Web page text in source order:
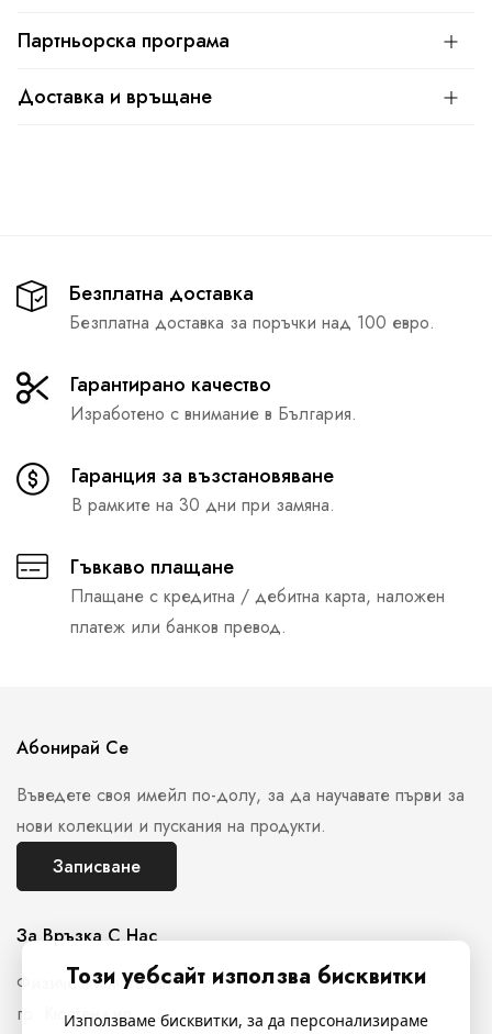
Партньорска програма
Доставка и връщане
Безплатна доставка
Безплатна доставка за поръчки над 100 евро.
Гарантирано качество
Изработено с внимание в България.
Гаранция за възстановяване
В рамките на 30 дни при замяна.
Гъвкаво плащане
Плащане с кредитна / дебитна карта, наложен
платеж или банков превод.
За Връзка С Нас
Физически магазин
гр. Кюстендил,
Абонирай Се
Въведете своя имейл по-долу, за да научавате първи за
нови колекции и пускания на продукти.
Записване
Този уебсайт използва бисквитки
Използваме бисквитки, за да персонализираме